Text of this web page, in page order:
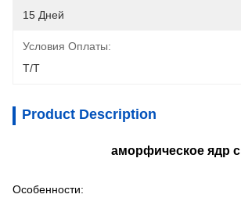
15 Дней
Условия Оплаты:
T/T
Product Description
аморфическое ядр c
Особенности: